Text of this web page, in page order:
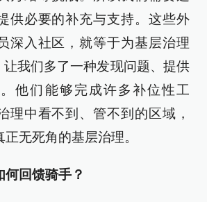
供必要的补充与支持。这些外
深入社区，就等于为基层治理
让我们多了一种发现问题、提供
他们能够完成许多补位性工
理中看不到、管不到的区域，
无死角的基层治理。
回馈骑手？